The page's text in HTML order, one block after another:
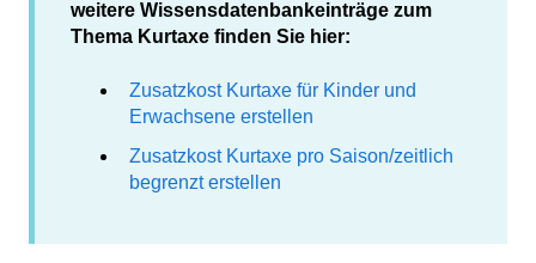
weitere Wissensdatenbankeinträge zum
Thema Kurtaxe finden Sie hier:
Zusatzkost Kurtaxe für Kinder und
Erwachsene erstellen
Zusatzkost Kurtaxe pro Saison/zeitlich
begrenzt erstellen